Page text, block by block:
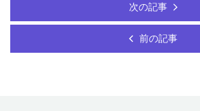
次の記事
前の記事